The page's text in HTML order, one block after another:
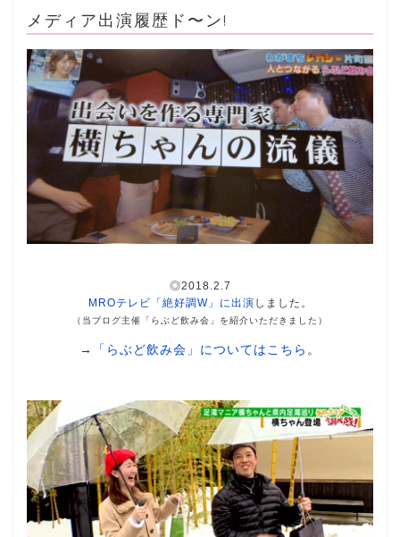
メディア出演履歴ド〜ン!
◎2018.2.7
MROテレビ「絶好調W」に出演 しました。
（当ブログ主催「らぶど飲み会」を紹介いただきました）
→ 「らぶど飲み会」についてはこちら 。